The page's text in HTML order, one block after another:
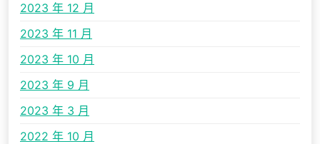
2023 年 12 月
2023 年 11 月
2023 年 10 月
2023 年 9 月
2023 年 3 月
2022 年 10 月